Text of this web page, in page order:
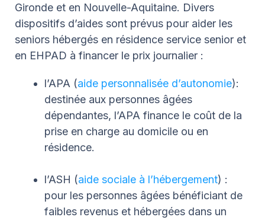
Gironde et en Nouvelle-Aquitaine. Divers
dispositifs d’aides sont prévus pour aider les
seniors hébergés en résidence service senior et
en EHPAD à financer le prix journalier :
l’APA (aide personnalisée d’autonomie):
destinée aux personnes âgées
dépendantes, l’APA finance le coût de la
prise en charge au domicile ou en
résidence.
l’ASH (aide sociale à l’hébergement) :
pour les personnes âgées bénéficiant de
faibles revenus et hébergées dans un